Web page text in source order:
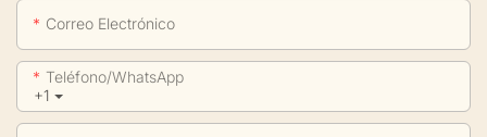
Correo Electrónico
+1
Teléfono/WhatsApp